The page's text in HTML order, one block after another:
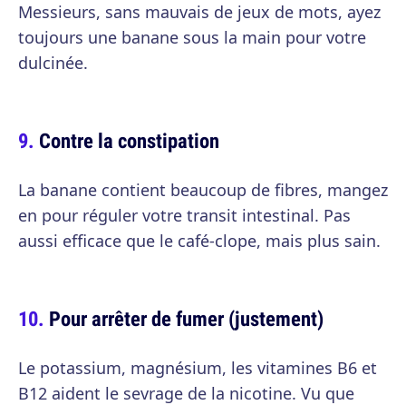
Messieurs, sans mauvais de jeux de mots, ayez
toujours une banane sous la main pour votre
dulcinée.
Contre la constipation
La banane contient beaucoup de fibres, mangez
en pour réguler votre transit intestinal. Pas
aussi efficace que le café-clope, mais plus sain.
Pour arrêter de fumer (justement)
Le potassium, magnésium, les vitamines B6 et
B12 aident le sevrage de la nicotine. Vu que